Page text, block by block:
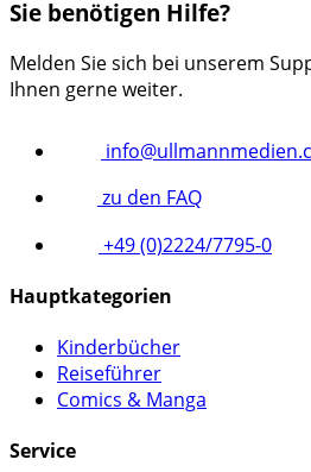
Sie benötigen Hilfe?
Melden Sie sich bei unserem
Ihnen gerne weiter.
zu den FAQ
+49 (0)2224/7795-0
Hauptkategorien
Kinderbücher
Reiseführer
Comics & Manga
Service